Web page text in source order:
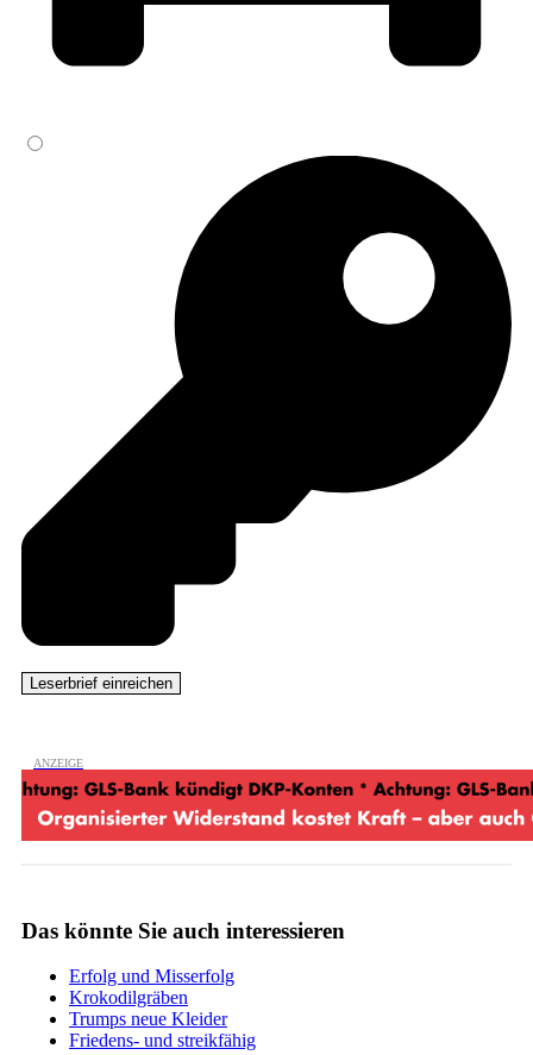
Das könnte Sie auch interessieren
Erfolg und Misserfolg
Krokodilgräben
Trumps neue Kleider
Friedens- und streikfähig